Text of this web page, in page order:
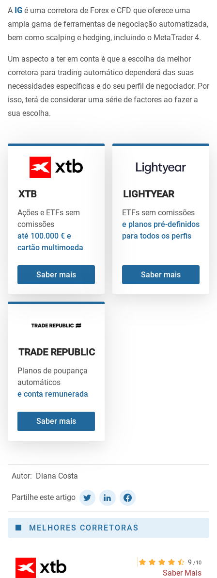
A IG é uma corretora de Forex e CFD que oferece uma
ampla gama de ferramentas de negociação automatizada,
bem como scalping e hedging, incluindo o MetaTrader 4.
Um aspecto a ter em conta é que a escolha da melhor
corretora para trading automático dependerá das suas
necessidades específicas e do seu perfil de negociador. Por
isso, terá de considerar uma série de factores ao fazer a
sua escolha.
XTB
Ações e ETFs sem
comissões
até 100.000 € e
cartão multimoeda
Saber mais
LIGHTYEAR
ETFs sem comissões
e planos pré-definidos
para todos os perfis
Saber mais
TRADE REPUBLIC
Planos de poupança
automáticos
e conta remunerada
Saber mais
Autor: Diana Costa
Partilhe este artigo
MELHORES CORRETORAS
9
Saber Mais